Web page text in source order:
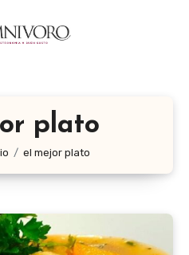
plato
el mejor plato